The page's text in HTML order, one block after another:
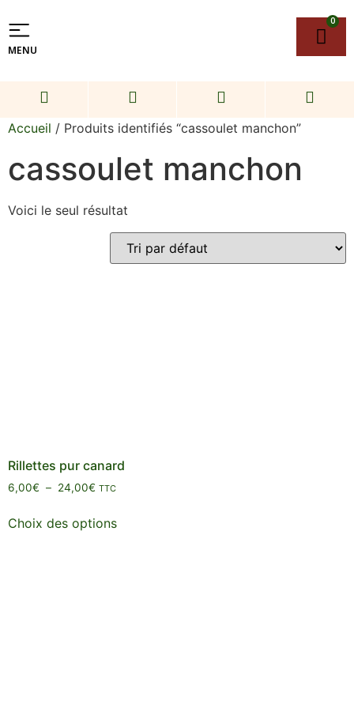
MENU
0
Accueil / Produits identifiés “cassoulet manchon”
cassoulet manchon
Voici le seul résultat
Rillettes pur canard
6,00€ – 24,00€ TTC
Choix des options